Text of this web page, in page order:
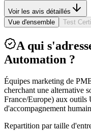
Voir les avis détaillés
Vue d'ensemble
Test
A qui
Automation ?
Équipes marketing de
cherchant une alternative
France/Europe) aux outils
d'accompagnement
Repartition par taille